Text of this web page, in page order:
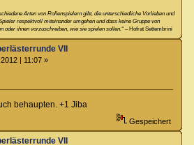
Arten von Rollenspielern gibt, die unterschiedliche Vorlieben und
respektvoll miteinander umgehen und dass keine Gruppe von
oder ihnen vorzuschreiben, wie sie spielen sollen.“ – Hofrat Settembrini
VII
| 11:07 »
behaupten. +1 Jiba
Gespeichert
VII